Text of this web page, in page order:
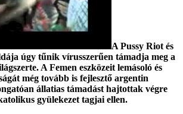
A Pussy Riot és
úgy tűnik vírusszerűen támadja meg a
A Femen eszközeit lemásoló és
még tovább is fejlesztő argentin
állatias támadást hajtottak végre
gyülekezet tagjai ellen.